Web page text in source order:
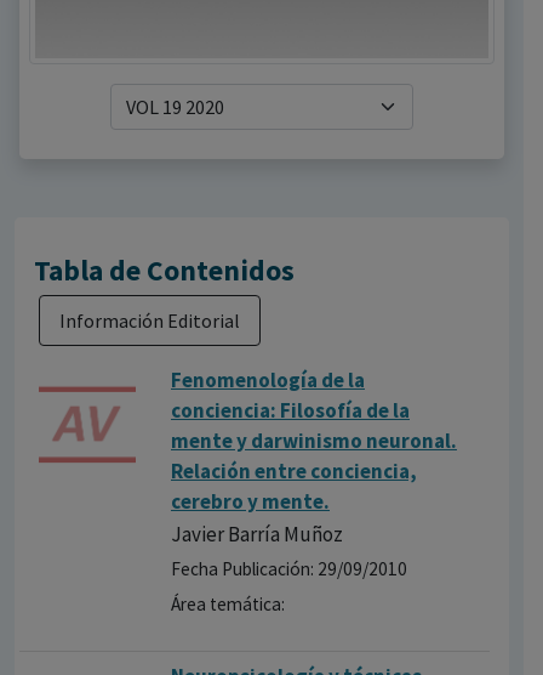
Tabla de Contenidos
Información Editorial
Fenomenología de la
conciencia: Filosofía de la
mente y darwinismo neuronal.
Relación entre conciencia,
cerebro y mente.
Javier Barría Muñoz
Fecha Publicación: 29/09/2010
Área temática: